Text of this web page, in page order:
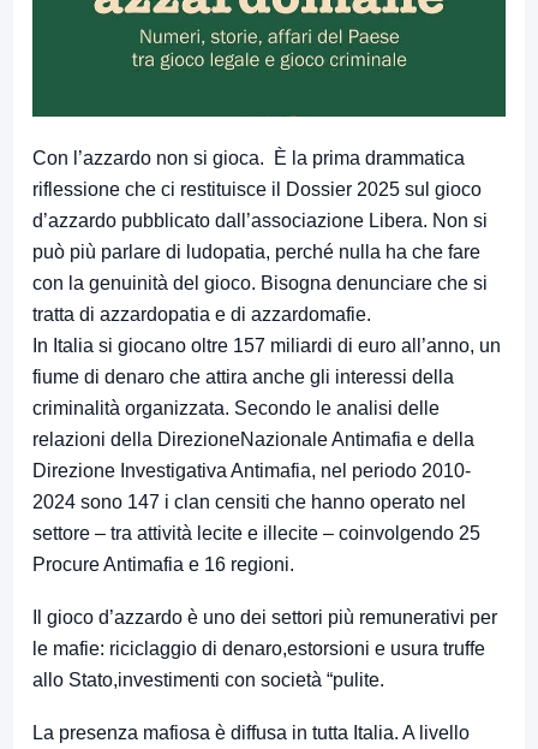
Con l’azzardo non si gioca. È la prima drammatica
riflessione che ci restituisce il Dossier 2025 sul gioco
d’azzardo pubblicato dall’associazione Libera. Non si
può più parlare di ludopatia, perché nulla ha che fare
con la genuinità del gioco. Bisogna denunciare che si
tratta di azzardopatia e di azzardomafie.
In Italia si giocano oltre 157 miliardi di euro all’anno, un
fiume di denaro che attira anche gli interessi della
criminalità organizzata. Secondo le analisi delle
relazioni della DirezioneNazionale Antimafia e della
Direzione Investigativa Antimafia, nel periodo 2010-
2024 sono 147 i clan censiti che hanno operato nel
settore – tra attività lecite e illecite – coinvolgendo 25
Procure Antimafia e 16 regioni.
Il gioco d’azzardo è uno dei settori più remunerativi per
le mafie: riciclaggio di denaro,estorsioni e usura truffe
allo Stato,investimenti con società “pulite.
La presenza mafiosa è diffusa in tutta Italia. A livello